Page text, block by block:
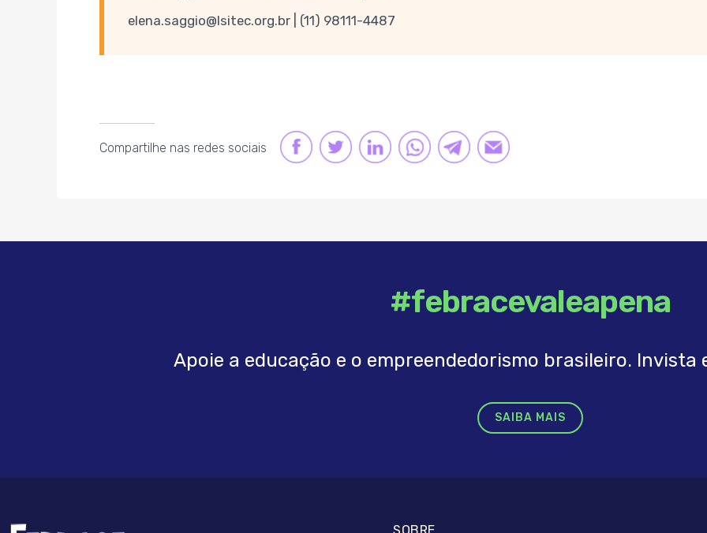
elena.saggio@lsitec.org.br | (11) 98111-4487
Compartilhe nas redes sociais FACEBOOK
LINK
TWITTER
LINK
LINKEDIN
LINK
#febracevaleapena
Apoie a educação e o empreendedorismo brasileiro. Invista
SAIBA MAIS
FEBRRACE